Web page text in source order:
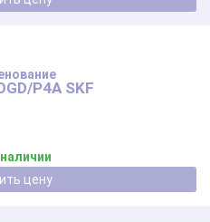
P4A SKF
Уточнить цену